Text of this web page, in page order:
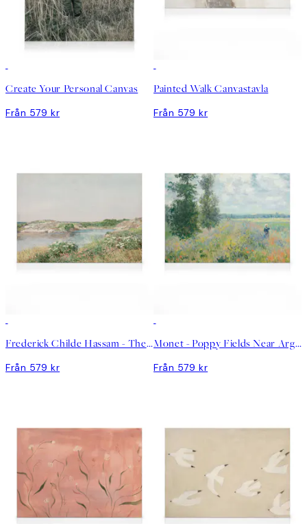
Create Your Personal Canvas
Från 579 kr
Painted Walk Canvastavla
Från 579 kr
Frederick Childe Hassam - The Little Pond, Appledore Canvastavla
Från 579 kr
Monet - Poppy Fields Near Argenteuil Landscape Canvastavla
Från 579 kr